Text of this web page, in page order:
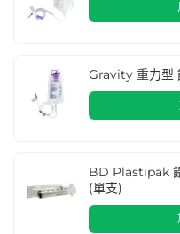
Gravity 重力型
BD Plastipak
(單支)